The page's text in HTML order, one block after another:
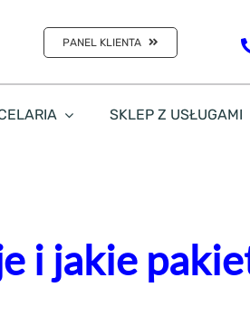
PANEL KLIENTA
SKLEP Z USŁUGAMI
i jakie